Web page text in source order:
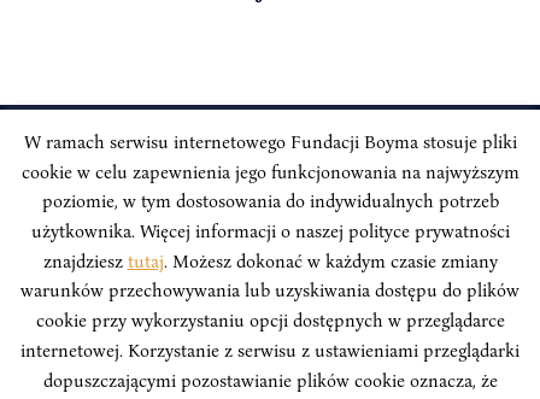
INSTYTUT BOYMA / Asian Century
Adres korespondencyjny: ul. Freta 11/5, 00-027 Warszawa
Odwiedź nas w mediach społecznościowych:
INSTYTUT BOYMA. WSZELKIE PRAWA ZASTRZEŻONE.Polityka
W ramach serwisu internetowego Fundacji Boyma stosuje pliki
cookie w celu zapewnienia jego funkcjonowania na najwyższym
poziomie, w tym dostosowania do indywidualnych potrzeb
użytkownika. Więcej informacji o naszej polityce prywatności
znajdziesz tutaj. Możesz dokonać w każdym czasie zmiany
warunków przechowywania lub uzyskiwania dostępu do plików
cookie przy wykorzystaniu opcji dostępnych w przeglądarce
internetowej. Korzystanie z serwisu z ustawieniami przeglądarki
dopuszczającymi pozostawianie plików cookie oznacza, że